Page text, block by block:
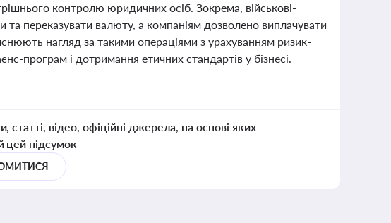
контролю юридичних осіб. Зокрема, військові-
переказувати валюту, а компаніям дозволено виплачувати
нагляд за такими операціями з урахуванням ризик-
програм і дотримання етичних стандартів у бізнесі.
відео, офіційні джерела, на основі яких
цей підсумок